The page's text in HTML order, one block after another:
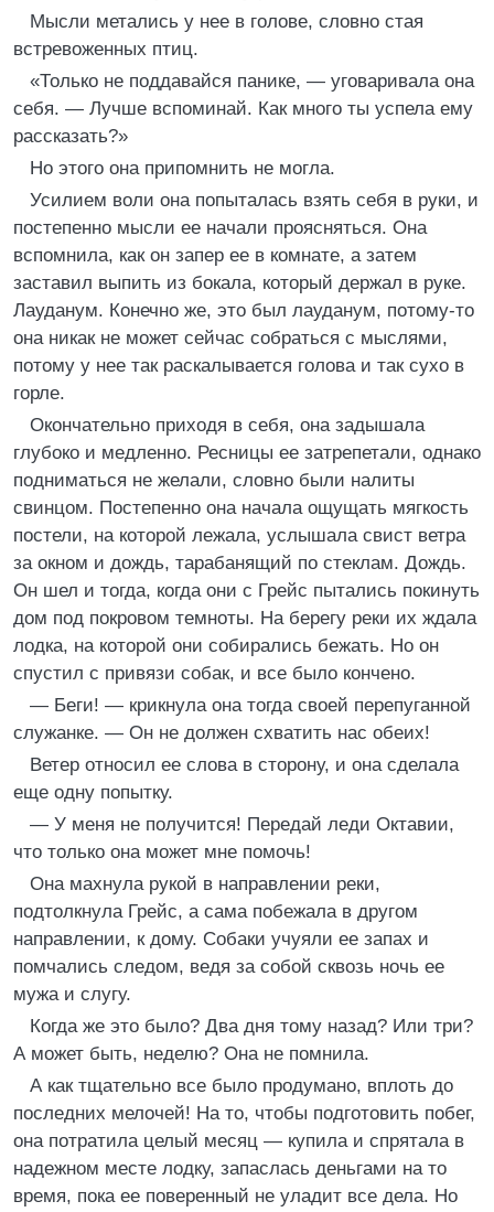
Мысли метались у нее в голове, словно стая
встревоженных птиц.
«Только не поддавайся панике, — уговаривала она
себя. — Лучше вспоминай. Как много ты успела ему
рассказать?»
Но этого она припомнить не могла.
Усилием воли она попыталась взять себя в руки, и
постепенно мысли ее начали проясняться. Она
вспомнила, как он запер ее в комнате, а затем
заставил выпить из бокала, который держал в руке.
Лауданум. Конечно же, это был лауданум, потому-то
она никак не может сейчас собраться с мыслями,
потому у нее так раскалывается голова и так сухо в
горле.
Окончательно приходя в себя, она задышала
глубоко и медленно. Ресницы ее затрепетали, однако
подниматься не желали, словно были налиты
свинцом. Постепенно она начала ощущать мягкость
постели, на которой лежала, услышала свист ветра
за окном и дождь, тарабанящий по стеклам. Дождь.
Он шел и тогда, когда они с Грейс пытались покинуть
дом под покровом темноты. На берегу реки их ждала
лодка, на которой они собирались бежать. Но он
спустил с привязи собак, и все было кончено.
— Беги! — крикнула она тогда своей перепуганной
служанке. — Он не должен схватить нас обеих!
Ветер относил ее слова в сторону, и она сделала
еще одну попытку.
— У меня не получится! Передай леди Октавии,
что только она может мне помочь!
Она махнула рукой в направлении реки,
подтолкнула Грейс, а сама побежала в другом
направлении, к дому. Собаки учуяли ее запах и
помчались следом, ведя за собой сквозь ночь ее
мужа и слугу.
Когда же это было? Два дня тому назад? Или три?
А может быть, неделю? Она не помнила.
А как тщательно все было продумано, вплоть до
последних мелочей! На то, чтобы подготовить побег,
она потратила целый месяц — купила и спрятала в
надежном месте лодку, запаслась деньгами на то
время, пока ее поверенный не уладит все дела. Но